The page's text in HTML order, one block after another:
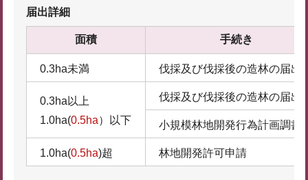
届出詳細
面積 手続き
0.3ha未満 伐採及び伐採後の造林の届出
0.3ha以上
1.0ha(0.5ha）以下
伐採及び伐採後の造林の届出
小規模林地開発行為計画調書
1.0ha(0.5ha)超 林地開発許可申請